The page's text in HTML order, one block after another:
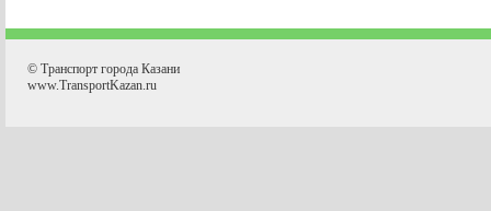
© Транспорт города Казани
www.TransportKazan.ru